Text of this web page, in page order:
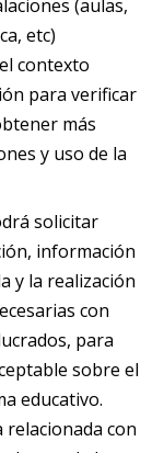
(aulas,
etc)
contexto
para verificar
más
y uso de la
solicitar
información
y la realización
con
para
sobre el
educativo.
con